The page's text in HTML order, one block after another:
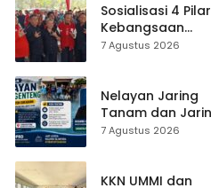
Seleksi Calon
Kades Diperketat
Sosialisasi 4 Pilar
Kebangsaan
Digelar di
Tekankan
Pentingnya
Persatuan
7 Agustus 2026
Nelayan Jaring
Tanam dan
Obor
Penangkapan
7 Agustus 2026
KKN UMMI dan